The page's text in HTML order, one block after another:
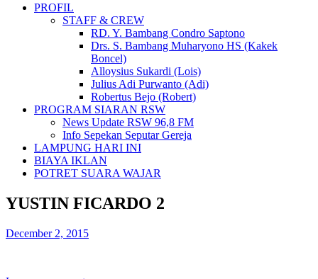
PROFIL
STAFF & CREW
RD. Y. Bambang Condro Saptono
Drs. S. Bambang Muharyono HS (Kakek
Boncel)
Alloysius Sukardi (Lois)
Julius Adi Purwanto (Adi)
Robertus Bejo (Robert)
PROGRAM SIARAN RSW
News Update RSW 96,8 FM
Info Sepekan Seputar Gereja
LAMPUNG HARI INI
BIAYA IKLAN
POTRET SUARA WAJAR
YUSTIN FICARDO 2
December 2, 2015